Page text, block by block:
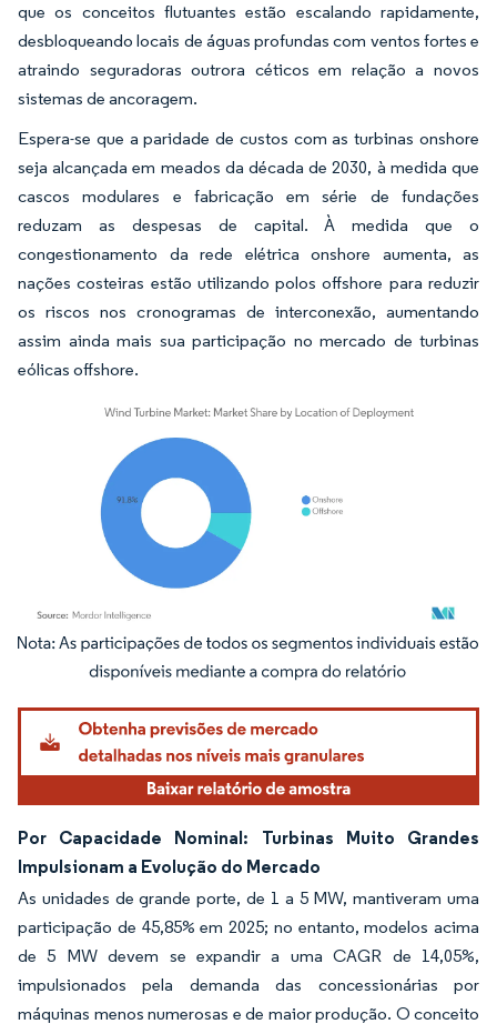
que os conceitos flutuantes estão escalando rapidamente,
desbloqueando locais de águas profundas com ventos fortes e
atraindo seguradoras outrora céticos em relação a novos
sistemas de ancoragem.
Espera-se que a paridade de custos com as turbinas onshore
seja alcançada em meados da década de 2030, à medida que
cascos modulares e fabricação em série de fundações
reduzam as despesas de capital. À medida que o
congestionamento da rede elétrica onshore aumenta, as
nações costeiras estão utilizando polos offshore para reduzir
os riscos nos cronogramas de interconexão, aumentando
assim ainda mais sua participação no mercado de turbinas
eólicas offshore.
Imagem © Mordor Intelligence. O reuso requer atribuição conforme CC BY 4.0.
Por Capacidade Nominal: Turbinas Muito Grandes
Impulsionam a Evolução do Mercado
As unidades de grande porte, de 1 a 5 MW, mantiveram uma
participação de 45,85% em 2025; no entanto, modelos acima
de 5 MW devem se expandir a uma CAGR de 14,05%,
impulsionados pela demanda das concessionárias por
máquinas menos numerosas e de maior produção. O conceito